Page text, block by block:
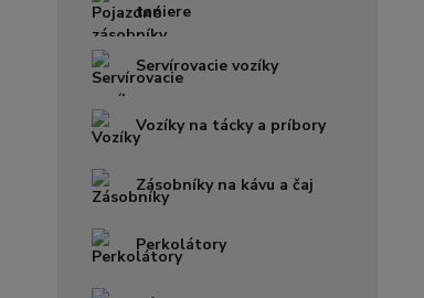
taniere
Servírovacie vozíky
Vozíky na tácky a príbory
Zásobníky na kávu a čaj
Perkolátory